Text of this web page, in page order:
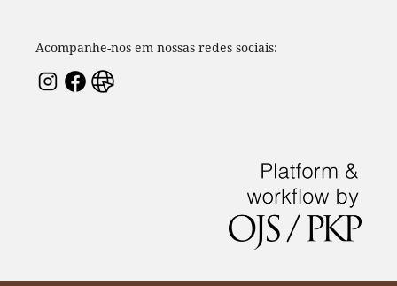
Acompanhe-nos em nossas redes sociais: